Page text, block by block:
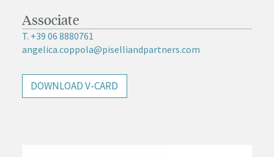
Associate
T. +39 06 8880761
angelica.coppola@piselliandpartners.com
DOWNLOAD V-CARD